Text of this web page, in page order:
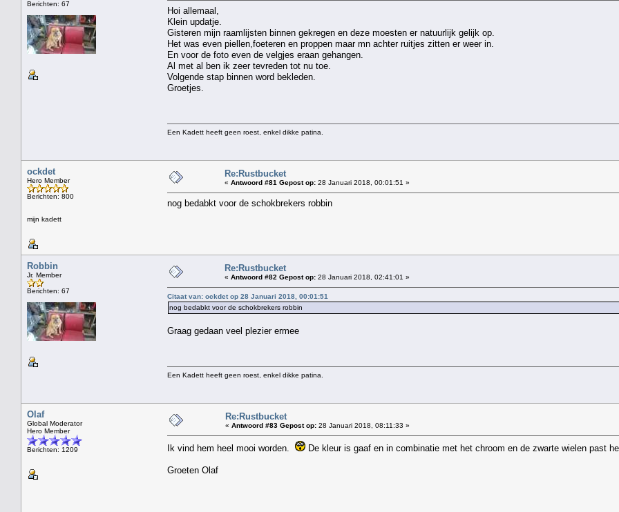
Berichten: 67
Hoi allemaal,
Klein updatje.
Gisteren mijn raamlijsten binnen gekregen en deze moesten er natuurlijk gelijk op.
Het was even piellen,foeteren en proppen maar mn achter ruitjes zitten er weer in.
En voor de foto even de velgjes eraan gehangen.
Al met al ben ik zeer tevreden tot nu toe.
Volgende stap binnen word bekleden.
Groetjes.
Een Kadett heeft geen roest, enkel dikke patina.
ockdet
Hero Member
Berichten: 800
mijn kadett
Re:Rustbucket
« Antwoord #81 Gepost op: 28 Januari 2018, 00:01:51 »
nog bedabkt voor de schokbrekers robbin
Robbin
Jr. Member
Berichten: 67
Re:Rustbucket
« Antwoord #82 Gepost op: 28 Januari 2018, 02:41:01 »
Citaat van: ockdet op 28 Januari 2018, 00:01:51
nog bedabkt voor de schokbrekers robbin
Graag gedaan veel plezier ermee
Een Kadett heeft geen roest, enkel dikke patina.
Olaf
Global Moderator
Hero Member
Berichten: 1209
Re:Rustbucket
« Antwoord #83 Gepost op: 28 Januari 2018, 08:11:33 »
Ik vind hem heel mooi worden. De kleur is gaaf en in combinatie met het chroom en de zwarte wielen past
Groeten Olaf